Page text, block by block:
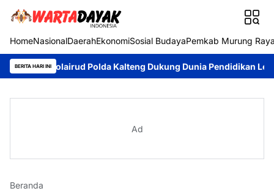
HomeNasionalDaerahEkonomiSosial BudayaPemkab Murung
BERITA HARI INIPolda Kalteng Dukung Dunia Pendidikan Lewat Kapal
Ad
Beranda